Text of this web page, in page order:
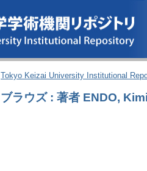
Tokyo Keizai University Institutional
ブラウズ : 著者 ENDO,